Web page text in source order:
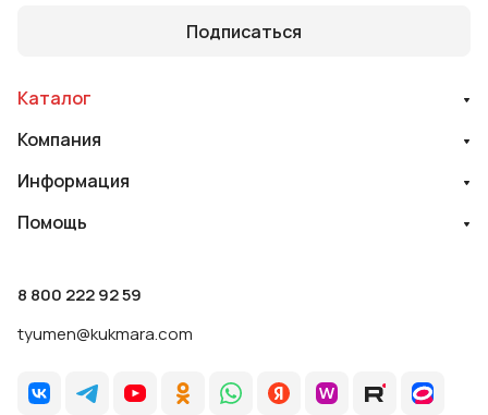
Подписаться
Каталог
Компания
Информация
Помощь
8 800 222 92 59
tyumen@kukmara.com